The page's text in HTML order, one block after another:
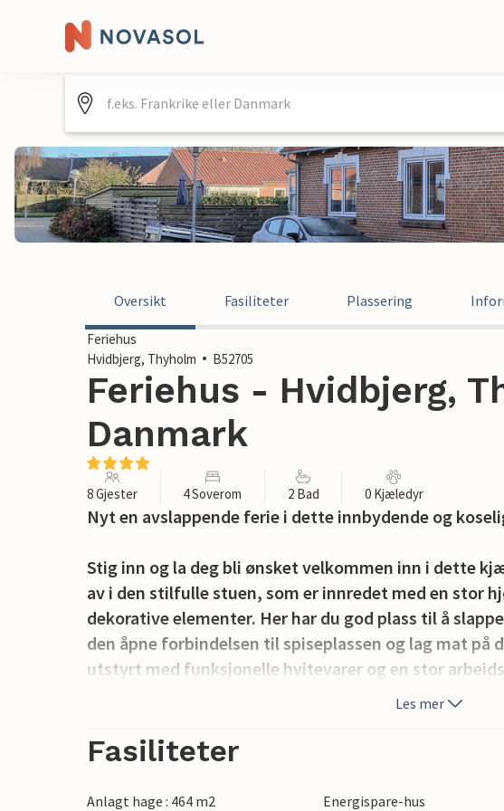
Oversikt Fasiliteter Plassering
Feriehus
Hvidbjerg, Thyholm
B52705
Feriehus - Hvidbjerg,
Danmark
8 Gjester 4 Soverom 2 Bad 0 Kjæledyr
Nyt en avslappende ferie i dette innbydende og
Stig inn og la deg bli ønsket velkommen inn i dette
av i den stilfulle stuen, som er innredet med en stor
dekorative elementer. Her har du god plass til å
den åpne forbindelsen til spiseplassen og lag mat på
utstyrt med funksjonelle hvitevarer og en stor
som de vevde hengesofaene eller de vakre
planter. Her kan du nyte en kaffe i frisk luft eller
Les mer
Fasiliteter
Anlagt hage : 464 m2 Energispare-hus